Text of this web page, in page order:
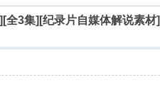
全3集][纪录片自媒体解说素